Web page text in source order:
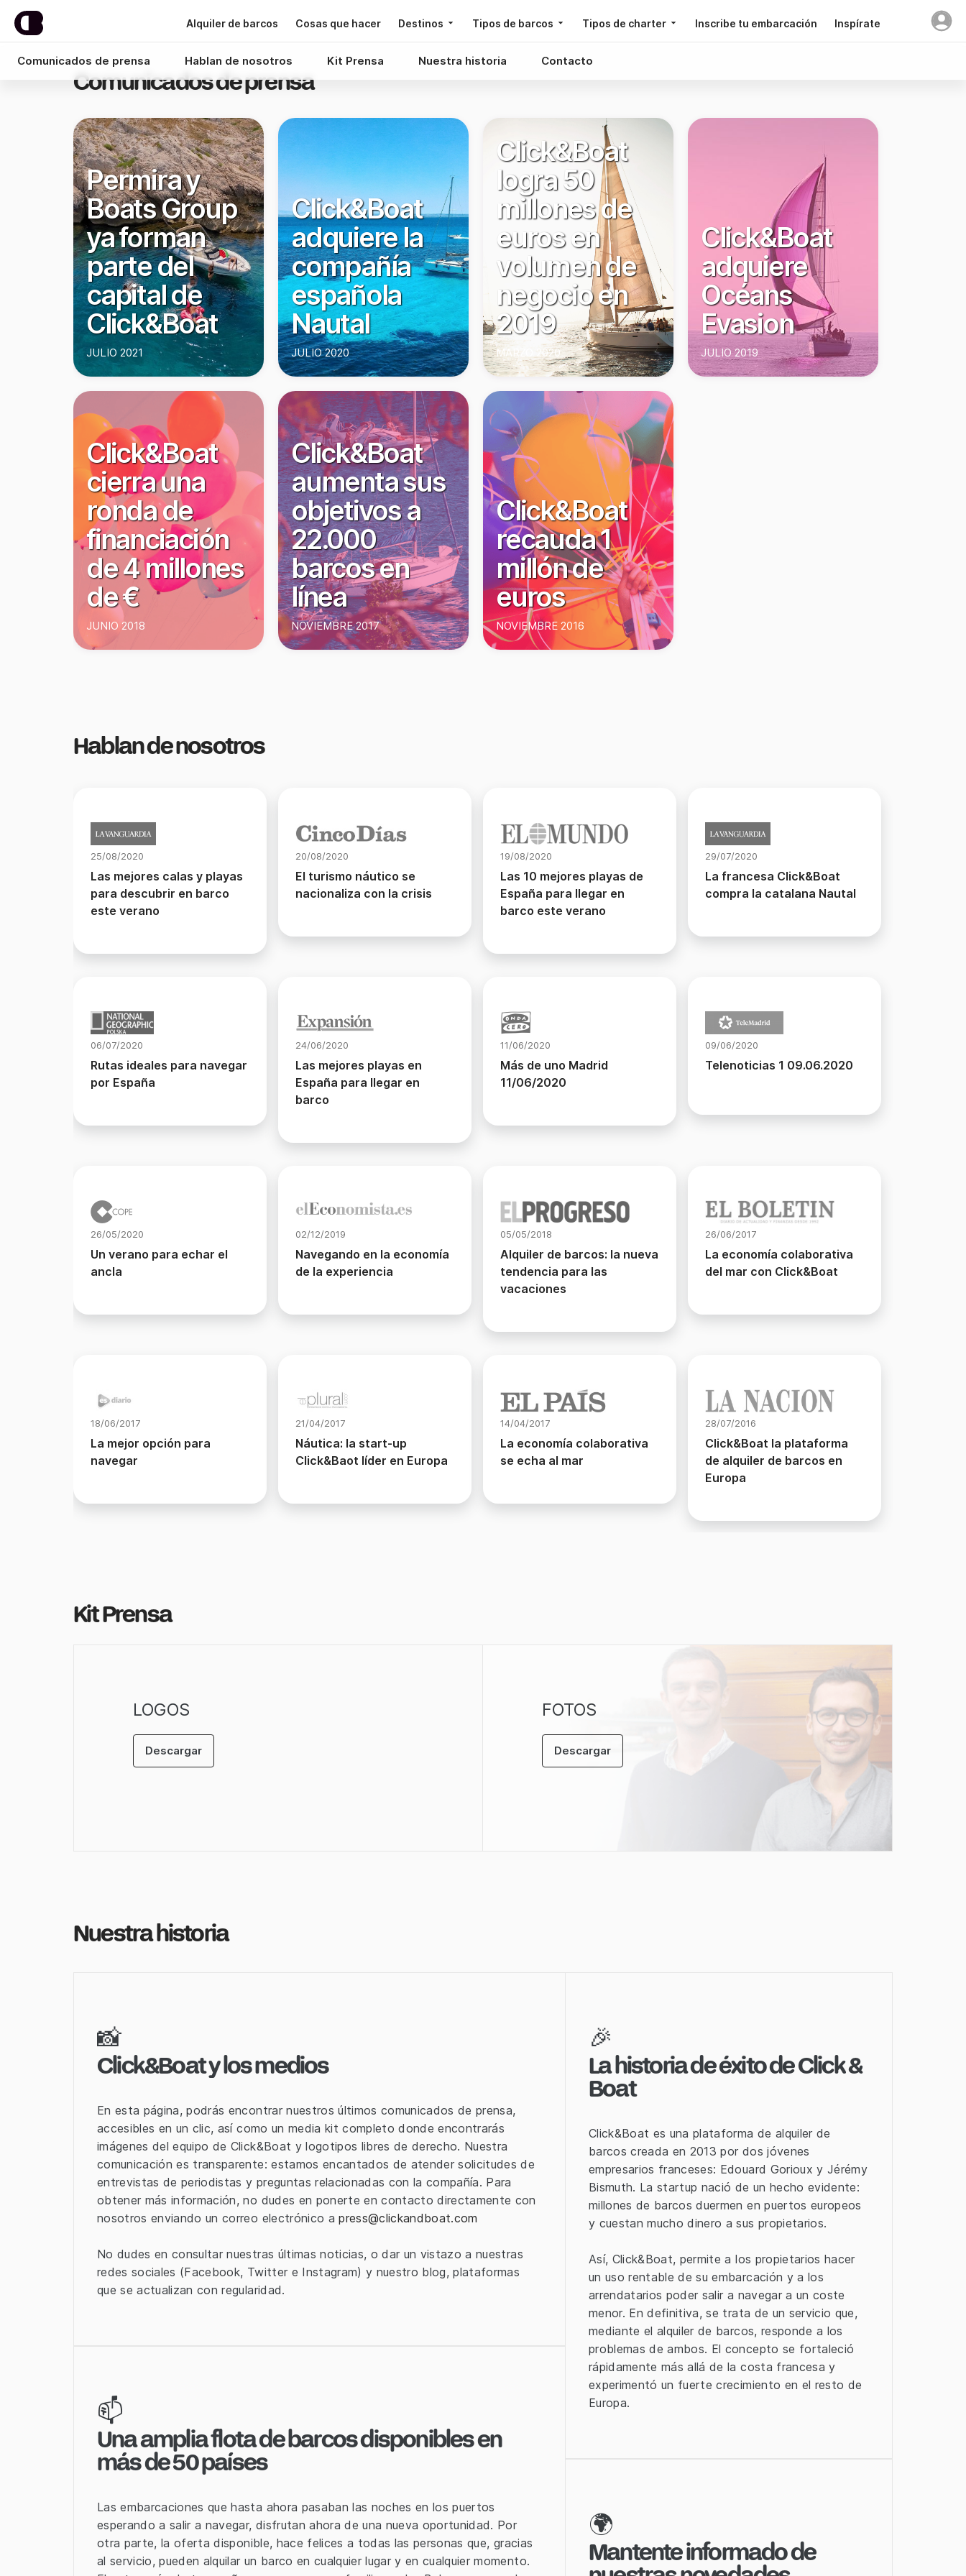
Alquiler de barcos Cosas que hacer Destinos Tipos de barcos Tipos de charter Inscribe tu embarcación Inspírate
Comunicados de prensa Hablan de nosotros Kit Prensa Nuestra historia Contacto
Comunicados de prensa
Permira y
Boats Group
ya forman
parte del
capital de
Click&Boat
JULIO 2021
Click&Boat
adquiere la
compañía
española
Nautal
JULIO 2020
Click&Boat
logra 50
millones de
euros en
volumen de
negocio en
2019
MARZO 2020
Click&Boat
adquiere
Océans
Evasion
JULIO 2019
Click&Boat
cierra una
ronda de
financiación
de 4 millones
de €
JUNIO 2018
Click&Boat
aumenta sus
objetivos a
22.000
barcos en
línea
NOVIEMBRE 2017
Click&Boat
recauda 1
millón de
euros
NOVIEMBRE 2016
Hablan de nosotros
25/08/2020
Las mejores calas y playas
para descubrir en barco
este verano
20/08/2020
El turismo náutico se
nacionaliza con la crisis
19/08/2020
Las 10 mejores playas de
España para llegar en
barco este verano
29/07/2020
La francesa Click&Boat
compra la catalana Nautal
06/07/2020
Rutas ideales para navegar
por España
24/06/2020
Las mejores playas en
España para llegar en
barco
11/06/2020
Más de uno Madrid
11/06/2020
09/06/2020
Telenoticias 1 09.06.2020
26/05/2020
Un verano para echar el
ancla
02/12/2019
Navegando en la economía
de la experiencia
05/05/2018
Alquiler de barcos: la nueva
tendencia para las
vacaciones
26/06/2017
La economía colaborativa
del mar con Click&Boat
18/06/2017
La mejor opción para
navegar
21/04/2017
Náutica: la start-up
Click&Baot líder en Europa
14/04/2017
La economía colaborativa
se echa al mar
28/07/2016
Click&Boat la plataforma
de alquiler de barcos en
Europa
Kit Prensa
LOGOS
Descargar
FOTOS
Descargar
Nuestra historia
📸
Click&Boat y los medios
En esta página, podrás encontrar nuestros últimos comunicados de prensa,
accesibles en un clic, así como un media kit completo donde encontrarás
imágenes del equipo de Click&Boat y logotipos libres de derecho. Nuestra
comunicación es transparente: estamos encantados de atender solicitudes de
entrevistas de periodistas y preguntas relacionadas con la compañía. Para
obtener más información, no dudes en ponerte en contacto directamente con
nosotros enviando un correo electrónico apress@clickandboat.com
No dudes en consultar nuestras últimas noticias, o dar un vistazo a nuestras
redes sociales (Facebook, Twitter e Instagram) y nuestro blog, plataformas
que se actualizan con regularidad.
🎉
La historia de éxito de Click &
Boat
Click&Boat es una plataforma de alquiler de
barcos creada en 2013 por dos jóvenes
empresarios franceses: Edouard Gorioux y Jérémy
Bismuth. La startup nació de un hecho evidente:
millones de barcos duermen en puertos europeos
y cuestan mucho dinero a sus propietarios.
Así, Click&Boat, permite a los propietarios hacer
un uso rentable de su embarcación y a los
arrendatarios poder salir a navegar a un coste
menor. En definitiva, se trata de un servicio que,
mediante el alquiler de barcos, responde a los
problemas de ambos. El concepto se fortaleció
rápidamente más allá de la costa francesa y
experimentó un fuerte crecimiento en el resto de
Europa.
📫
Una amplia flota de barcos disponibles en
más de 50 países
Las embarcaciones que hasta ahora pasaban las noches en los puertos
esperando a salir a navegar, disfrutan ahora de una nueva oportunidad. Por
otra parte, la oferta disponible, hace felices a todas las personas que, gracias
al servicio, pueden alquilar un barco en cualquier lugar y en cualquier momento.
🌍
Mantente informado de